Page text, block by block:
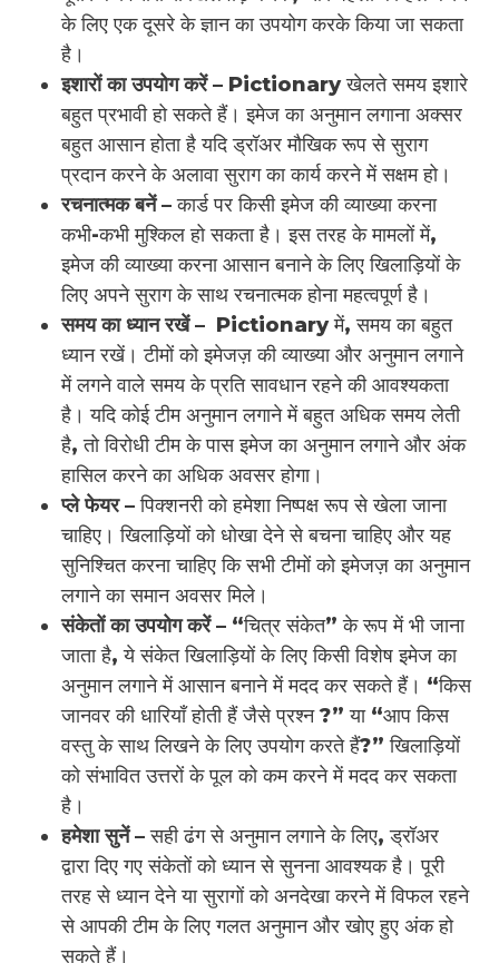
के लिए एक दूसरे के ज्ञान का उपयोग करके किया जा सकता
है।
इशारों का उपयोग करें – Pictionary खेलते समय इशारे
बहुत प्रभावी हो सकते हैं। इमेज का अनुमान लगाना अक्सर
बहुत आसान होता है यदि ड्रॉअर मौखिक रूप से सुराग
प्रदान करने के अलावा सुराग का कार्य करने में सक्षम हो।
रचनात्मक बनें –कार्ड पर किसी इमेज की व्याख्या करना
कभी-कभी मुश्किल हो सकता है। इस तरह के मामलों में,
इमेज की व्याख्या करना आसान बनाने के लिए खिलाड़ियों के
लिए अपने सुराग के साथ रचनात्मक होना महत्वपूर्ण है।
समय का ध्यान रखें – Pictionary में, समय का बहुत
ध्यान रखें। टीमों को इमेजज़ की व्याख्या और अनुमान लगाने
में लगने वाले समय के प्रति सावधान रहने की आवश्यकता
है। यदि कोई टीम अनुमान लगाने में बहुत अधिक समय लेती
है, तो विरोधी टीम के पास इमेज का अनुमान लगाने और अंक
हासिल करने का अधिक अवसर होगा।
प्ले फेयर –पिक्शनरी को हमेशा निष्पक्ष रूप से खेला जाना
चाहिए। खिलाड़ियों को धोखा देने से बचना चाहिए और यह
सुनिश्चित करना चाहिए कि सभी टीमों को इमेजज़ का अनुमान
लगाने का समान अवसर मिले।
संकेतों का उपयोग करें – “चित्र संकेत” के रूप में भी जाना
जाता है, ये संकेत खिलाड़ियों के लिए किसी विशेष इमेज का
अनुमान लगाने में आसान बनाने में मदद कर सकते हैं। “किस
जानवर की धारियाँ होती हैं जैसे प्रश्न ?” या “आप किस
वस्तु के साथ लिखने के लिए उपयोग करते हैं?” खिलाड़ियों
को संभावित उत्तरों के पूल को कम करने में मदद कर सकता
है।
हमेशा सुनें –सही ढंग से अनुमान लगाने के लिए, ड्रॉअर
द्वारा दिए गए संकेतों को ध्यान से सुनना आवश्यक है। पूरी
तरह से ध्यान देने या सुरागों को अनदेखा करने में विफल रहने
से आपकी टीम के लिए गलत अनुमान और खोए हुए अंक हो
सकते हैं।